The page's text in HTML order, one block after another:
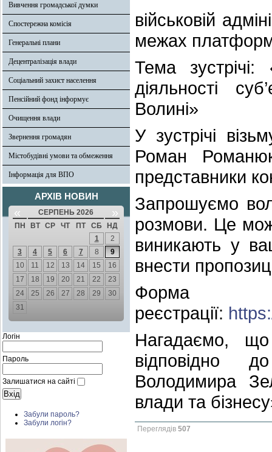
Вивчення громадської думки
Спостережна комісія
Генеральні плани
Децентралізація влади
Соціальний захист населення
Пенсійний фонд інформує
Очищення влади
Звернення громадян
Містобудівні умови та обмеження
Інформація для ВПО
АРХІВ НОВИН
« СЕРПЕНЬ 2026 »
ПН ВТ СР ЧТ ПТ СБ
НД
1
2
3
4 5 6 7 8
9
10
11 12 13 14 15
16
17
18 19 20 21 22
23
24
25 26 27 28 29
30
31
Логін
Пароль
Залишатися на сайті
Забули пароль?
Забули логін?
військовій
межах
Тема
діяльності
Волині»
У зустрічі
Роман
представники
Запрошуємо
розмови. Це
виникають у
внести
реєстрації:
Нагадаємо, що
відповідно
Володимира
влади та
Переглядів 507